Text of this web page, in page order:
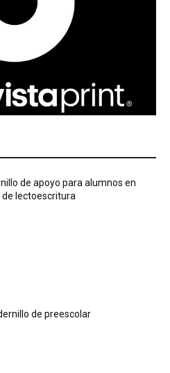
de apoyo para alumnos en
lectoescritura
de preescolar